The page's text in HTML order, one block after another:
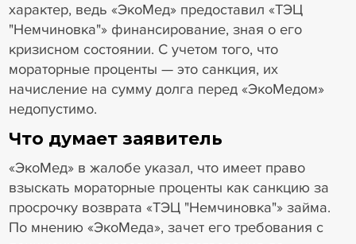
характер, ведь «ЭкоМед» предоставил «ТЭЦ
"Немчиновка"» финансирование, зная о его
кризисном состоянии. С учетом того, что
мораторные проценты — это санкция, их
начисление на сумму долга перед «ЭкоМедом»
недопустимо.
Что думает заявитель
«ЭкоМед» в жалобе указал, что имеет право
взыскать мораторные проценты как санкцию за
просрочку возврата «ТЭЦ "Немчиновка"» займа.
По мнению «ЭкоМеда», зачет его требования с